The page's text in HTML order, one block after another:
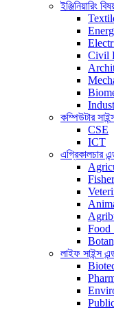
ইঞ্জিনিয়ারিং
Civil
কম্পিউটার
CSE
ICT
এগ্রিকালচার
Food
লাইফ সাইন্স